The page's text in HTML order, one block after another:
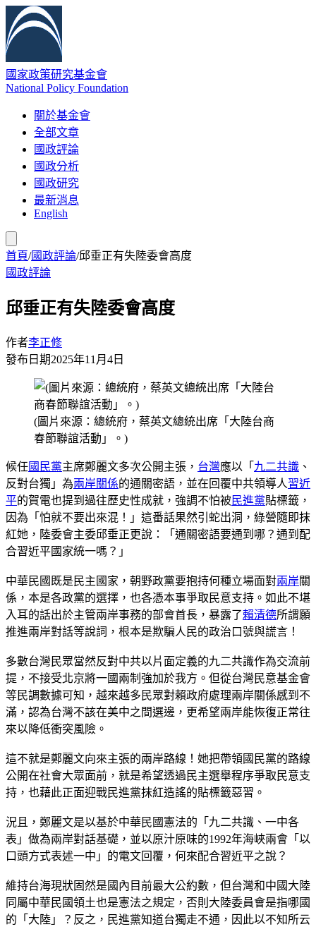
國家政策研究基金會
National Policy Foundation
關於基金會
全部文章
國政評論
國政分析
國政研究
最新消息
English
首頁/國政評論/邱垂正有失陸委會高度
國政評論
邱垂正有失陸委會高度
作者李正修
發布日期2025年11月4日
(圖片來源：總統府，蔡英文總統出席「大陸台商
春節聯誼活動」。)
候任國民黨主席鄭麗文多次公開主張， 台灣應以「 九二共識 、
反對台獨」為兩岸關係的通關密語，並在回覆中共領導人習近
平的賀電也提到過往歷史性成就，強調不怕被民進黨貼標籤，
因為「怕就不要出來混！」這番話果然引蛇出洞，綠營隨即抹
紅她，陸委會主委邱垂正更說：「通關密語要通到哪？通到配
合習近平國家統一嗎？」
中華民國既是民主國家，朝野政黨要抱持何種立場面對兩岸關
係，本是各政黨的選擇，也各憑本事爭取民意支持。如此不堪
入耳的話出於主管兩岸事務的部會首長，暴露了賴清德所謂願
推進兩岸對話等說詞，根本是欺騙人民的政治口號與謊言！
多數台灣民眾當然反對中共以片面定義的九二共識作為交流前
提，不接受北京將一國兩制強加於我方。但從台灣民意基金會
等民調數據可知，越來越多民眾對賴政府處理兩岸關係感到不
滿，認為台灣不該在美中之間選邊，更希望兩岸能恢復正常往
來以降低衝突風險。
這不就是鄭麗文向來主張的兩岸路線！她把帶領國民黨的路線
公開在社會大眾面前，就是希望透過民主選舉程序爭取民意支
持，也藉此正面迎戰民進黨抹紅造謠的貼標籤惡習。
況且，鄭麗文是以基於中華民國憲法的「九二共識、一中各
表」做為兩岸對話基礎，並以原汁原味的1992年海峽兩會「以
口頭方式表述一中」的電文回覆，何來配合習近平之說？
維持台海現狀固然是國內目前最大公約數，但台灣和中國大陸
同屬中華民國領土也是憲法之規定，否則大陸委員會是指哪國
的「大陸」？反之，民進黨知道台獨走不通，因此以不知所云